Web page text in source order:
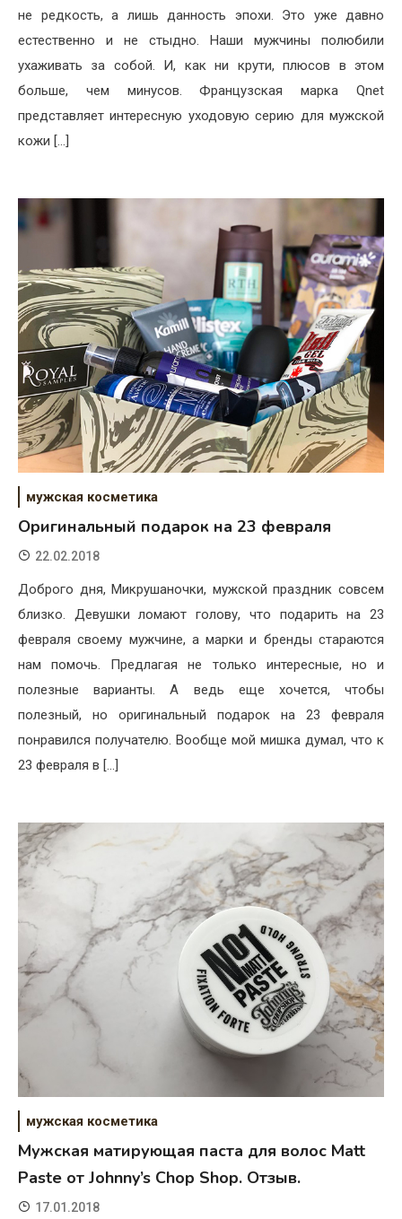
не редкость, а лишь данность эпохи. Это уже давно
естественно и не стыдно. Наши мужчины полюбили
ухаживать за собой. И, как ни крути, плюсов в этом
больше, чем минусов. Французская марка Qnet
представляет интересную уходовую серию для мужской
кожи […]
мужская косметика
Оригинальный подарок на 23 февраля
22.02.2018
Доброго дня, Микрушаночки, мужской праздник совсем
близко. Девушки ломают голову, что подарить на 23
февраля своему мужчине, а марки и бренды стараются
нам помочь. Предлагая не только интересные, но и
полезные варианты. А ведь еще хочется, чтобы
полезный, но оригинальный подарок на 23 февраля
понравился получателю. Вообще мой мишка думал, что к
23 февраля в […]
мужская косметика
Мужская матирующая паста для волос Matt
Paste от Johnny’s Chop Shop. Отзыв.
17.01.2018